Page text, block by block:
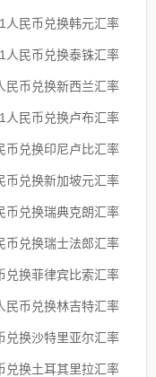
1人民币兑换韩元汇率
1人民币兑换泰铢汇率
民币兑换新西兰汇率
1人民币兑换卢布汇率
币兑换印尼卢比汇率
币兑换新加坡元汇率
币兑换瑞典克朗汇率
币兑换瑞士法郎汇率
兑换菲律宾比索汇率
民币兑换林吉特汇率
兑换沙特里亚尔汇率
兑换土耳其里拉汇率